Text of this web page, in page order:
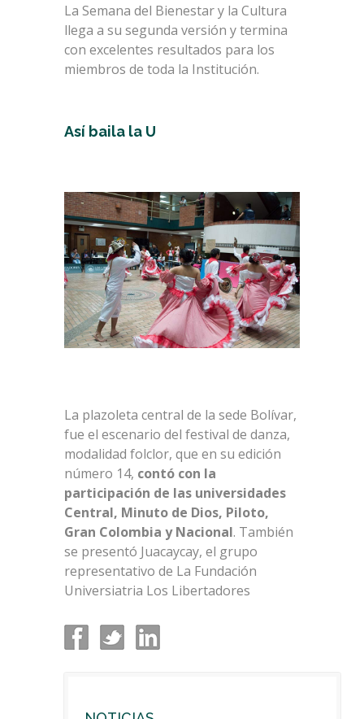
La Semana del Bienestar y la Cultura
llega a su segunda versión y termina
con excelentes resultados para los
miembros de toda la Institución.
Así baila la U
La plazoleta central de la sede Bolívar,
fue el escenario del festival de danza,
modalidad folclor, que en su edición
número 14, contó con la
participación de las universidades
Central, Minuto de Dios, Piloto,
Gran Colombia y Nacional. También
se presentó Juacaycay, el grupo
representativo de La Fundación
Universiatria Los Libertadores